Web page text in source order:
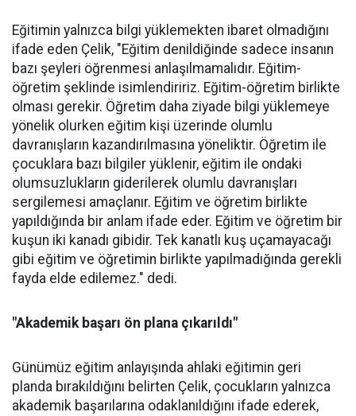
Eğitimin yalnızca bilgi yüklemekten ibaret olmadığını
ifade eden Çelik, "Eğitim denildiğinde sadece insanın
bazı şeyleri öğrenmesi anlaşılmamalıdır. Eğitim-
öğretim şeklinde isimlendiririz. Eğitim-öğretim birlikte
olması gerekir. Öğretim daha ziyade bilgi yüklemeye
yönelik olurken eğitim kişi üzerinde olumlu
davranışların kazandırılmasına yöneliktir. Öğretim ile
çocuklara bazı bilgiler yüklenir, eğitim ile ondaki
olumsuzlukların giderilerek olumlu davranışları
sergilemesi amaçlanır. Eğitim ve öğretim birlikte
yapıldığında bir anlam ifade eder. Eğitim ve öğretim bir
kuşun iki kanadı gibidir. Tek kanatlı kuş uçamayacağı
gibi eğitim ve öğretimin birlikte yapılmadığında gerekli
fayda elde edilemez." dedi.
"Akademik başarı ön plana çıkarıldı"
Günümüz eğitim anlayışında ahlaki eğitimin geri
planda bırakıldığını belirten Çelik, çocukların yalnızca
akademik başarılarına odaklanıldığını ifade ederek,